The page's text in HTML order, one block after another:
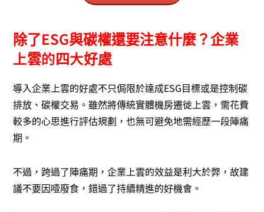
除了ESG與碳權還要注意什麼？企業
上雲的四大好處
導入企業上雲的好處不只侷限於達成ESG目標或是控制碳
排放、碳權交易。雖然將傳統實體機房遷徙上雲，需花費
較多的心思進行評估規劃，也無可避免地需經歷一段陣痛
期。
不過，跨過了陣痛期，企業上雲的效益是利大於弊，故建
議不要因噎廢食，錯過了持續精進的好機會。